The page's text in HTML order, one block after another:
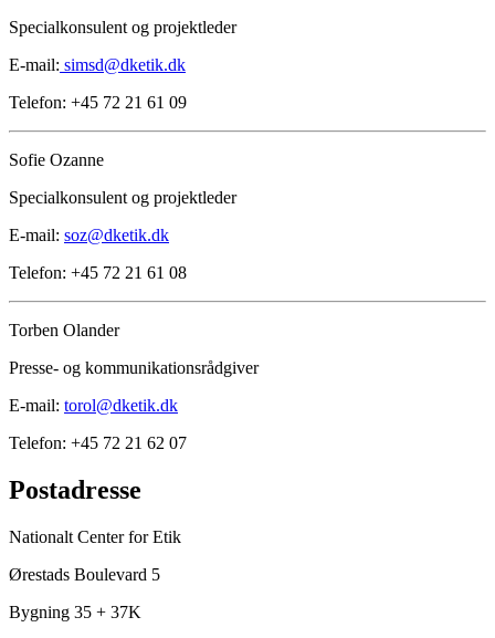
Specialkonsulent og projektleder
E-mail: simsd@dketik.dk
Telefon: +45 72 21 61 09
Sofie Ozanne
Specialkonsulent og projektleder
E-mail: soz@dketik.dk
Telefon: +45 72 21 61 08
Torben Olander
Presse- og kommunikationsrådgiver
E-mail: torol@dketik.dk
Telefon: +45 72 21 62 07
Postadresse
Nationalt Center for Etik
Ørestads Boulevard 5
Bygning 35 + 37K